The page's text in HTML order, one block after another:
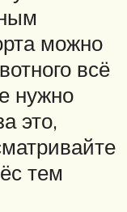
можно
всё
нужно
это,
тем